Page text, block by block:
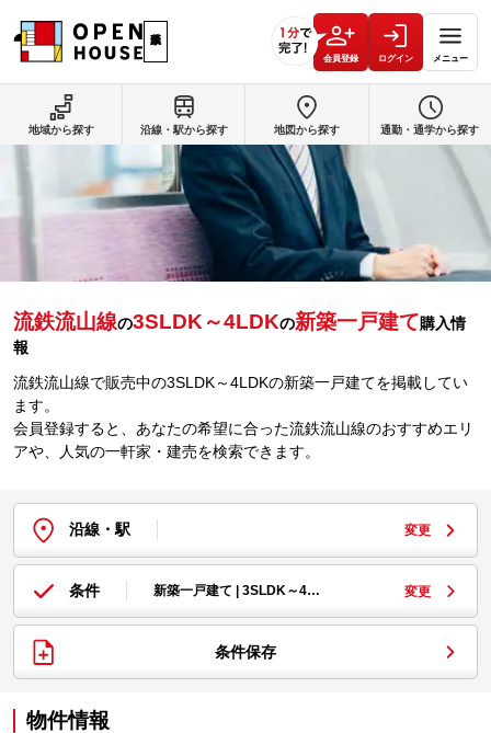
会員登録 ログイン メニュー
流鉄流山線の3SLDK～4LDKの新築一戸建て購入情
報
流鉄流山線で販売中の3SLDK～4LDKの新築一戸建てを掲載してい
ます。
会員登録すると、あなたの希望に合った流鉄流山線のおすすめエリ
アや、人気の一軒家・建売を検索できます。
沿線・駅 変更
条件 新築一戸建て | 3SLDK～4… 変更
条件保存
物件情報
地域から探す 沿線・駅から探す 地図から探す 通勤・通学から探す